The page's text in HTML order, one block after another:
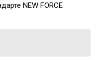
NEW FORCE